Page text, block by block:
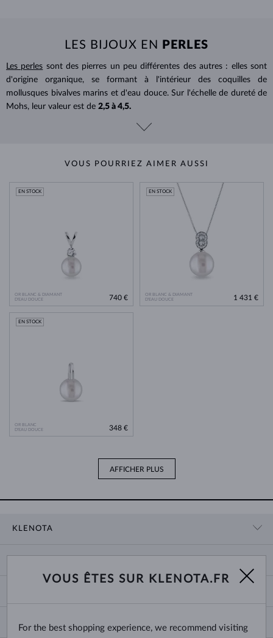
LES BIJOUX EN PERLES
Les perles sont des pierres un peu différentes des autres : elles sont
d'origine organique, se formant à l'intérieur des coquilles de
mollusques bivalves marins et d'eau douce. Sur l'échelle de dureté de
Mohs, leur valeur est de 2,5 à 4,5.
VOUS POURRIEZ AIMER AUSSI
OR BLANC & DIAMANT
D'EAU DOUCE
EN STOCK
740 €
OR BLANC & DIAMANT
D'EAU DOUCE
EN STOCK
1 431 €
OR BLANC
D'EAU DOUCE
EN STOCK
348 €
AFFICHER PLUS
KLENOTA
NOUS CONNAÎTRE
LIVRAISON ET PAIEMENT
CHOISIR DES ALLIANCES
TAILLE ET VARIÉTÉ DES CHAÎNES
VOUS ÊTES SUR KLENOTA.FR
For the best shopping experience, we recommend visiting